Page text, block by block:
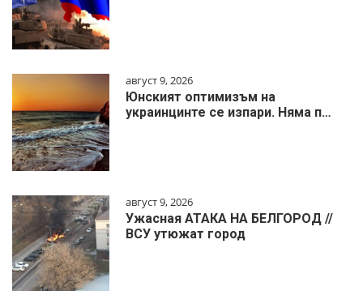
август 9, 2026
Юнският оптимизъм на
украинцинте се изпари. Няма п…
август 9, 2026
Ужасная АТАКА НА БЕЛГОРОД //
ВСУ утюжат город